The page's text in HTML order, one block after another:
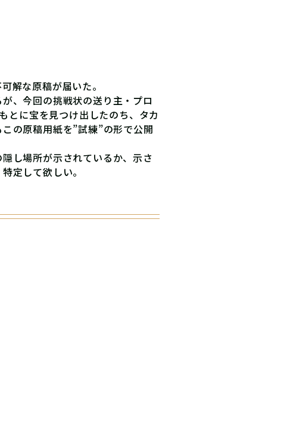
解な原稿が届いた。
、今回の挑戦状の送り主・プロ
とに宝を見つけ出したのち、タカ
の原稿用紙を”試練”の形で公開
し場所が⽰されているか、⽰さ
定して欲しい。